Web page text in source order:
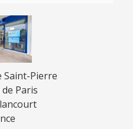
Saint-Pierre
de Paris